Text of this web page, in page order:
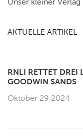
AKTUELLE ARTIKEL
RNLI RETTET DREI
GOODWIN SANDS
Oktober 29 2024